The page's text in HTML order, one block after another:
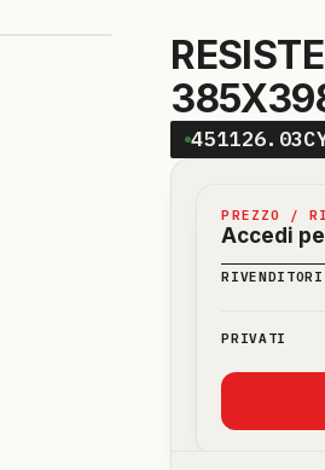
PREZZO /
Accedi
RIVENDITORI
PRIVATI